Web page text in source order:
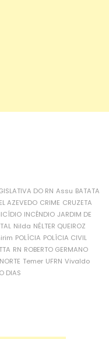
DO RN Assu BATATA
AZEVEDO CRIME CRUZETA
INCÊNDIO JARDIM DE
Nilda NÉLTER QUEIROZ
POLÍCIA POLÍCIA CIVIL
RN ROBERTO GERMANO
Temer UFRN Vivaldo
DIAS